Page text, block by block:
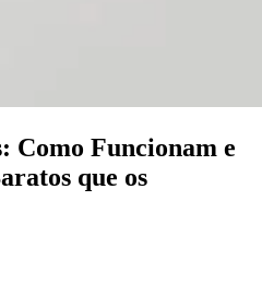
Como Funcionam e
que os